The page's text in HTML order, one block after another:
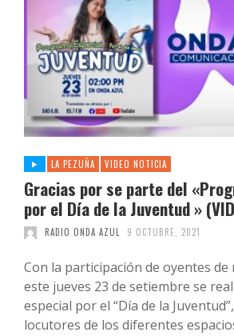
LA PEZUÑA VIDEO NOTICIA
Gracias por se parte del
por el Día de la Juventud »
RADIO ONDA AZUL 9 OCTUBRE, 2021
Con la participación de oyentes de
este jueves 23 de setiembre se
especial por el “Día de la
locutores de los diferentes